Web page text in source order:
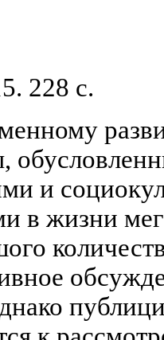
228 с.
и
в жизни